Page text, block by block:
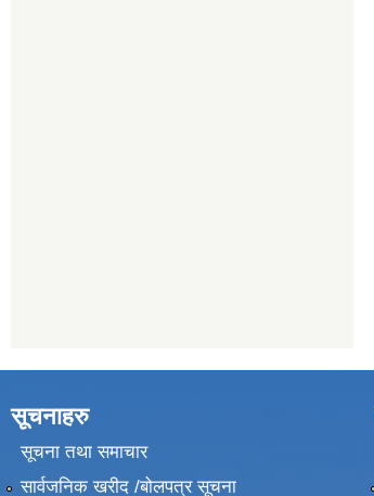
सूचनाहरु
सूचना तथा समाचार
सार्वजनिक खरीद /बोलपत्र सूचना